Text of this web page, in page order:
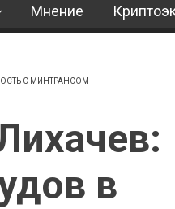
Мнение
С МИНТРАНСОМ
в